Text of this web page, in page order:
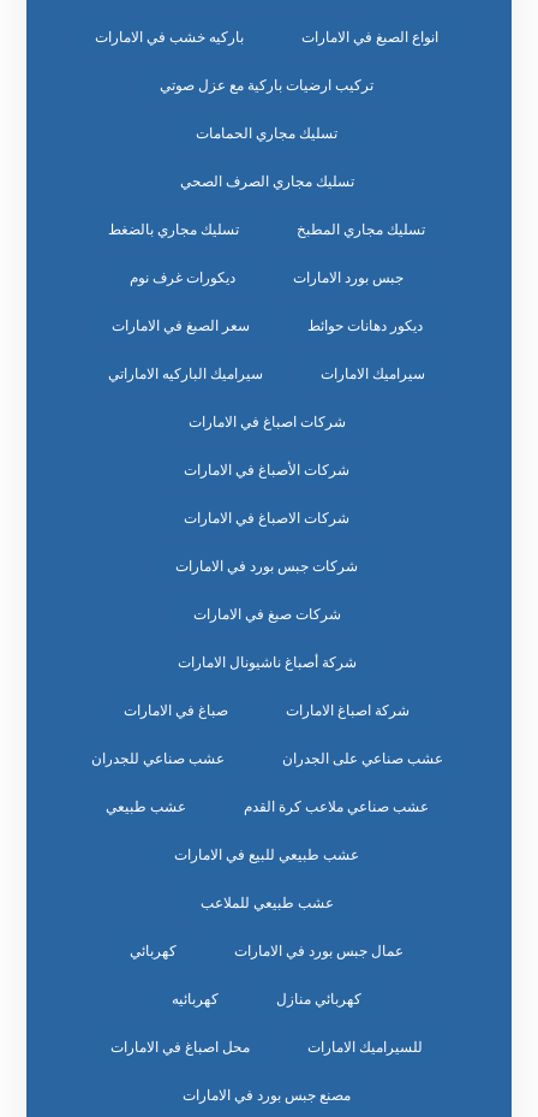
انواع الصبغ في الامارات باركيه خشب في الامارات
تركيب ارضيات باركية مع عزل صوتي
تسليك مجاري الحمامات
تسليك مجاري الصرف الصحي
تسليك مجاري المطبخ تسليك مجاري بالضغط
جبس بورد الامارات ديكورات غرف نوم
ديكور دهانات حوائط سعر الصبغ في الامارات
سيراميك الامارات سيراميك الباركيه الاماراتي
شركات اصباغ في الامارات
شركات الأصباغ في الامارات
شركات الاصباغ في الامارات
شركات جبس بورد في الامارات
شركات صبغ في الامارات
شركة أصباغ ناشيونال الامارات
شركة اصباغ الامارات صباغ في الامارات
عشب صناعي على الجدران عشب صناعي للجدران
عشب صناعي ملاعب كرة القدم عشب طبيعي
عشب طبيعي للبيع في الامارات
عشب طبيعي للملاعب
عمال جبس بورد في الامارات كهربائي
كهربائي منازل كهربائيه
للسيراميك الامارات محل اصباغ في الامارات
مصنع جبس بورد في الامارات